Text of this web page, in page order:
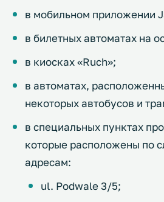
в мобильном приложении
в билетных автоматах на
в киосках «Ruch»;
в автоматах,
некоторых автобусов и
в специальных пунктах
которые расположены по
адресам:
ul. Podwale 3/5;